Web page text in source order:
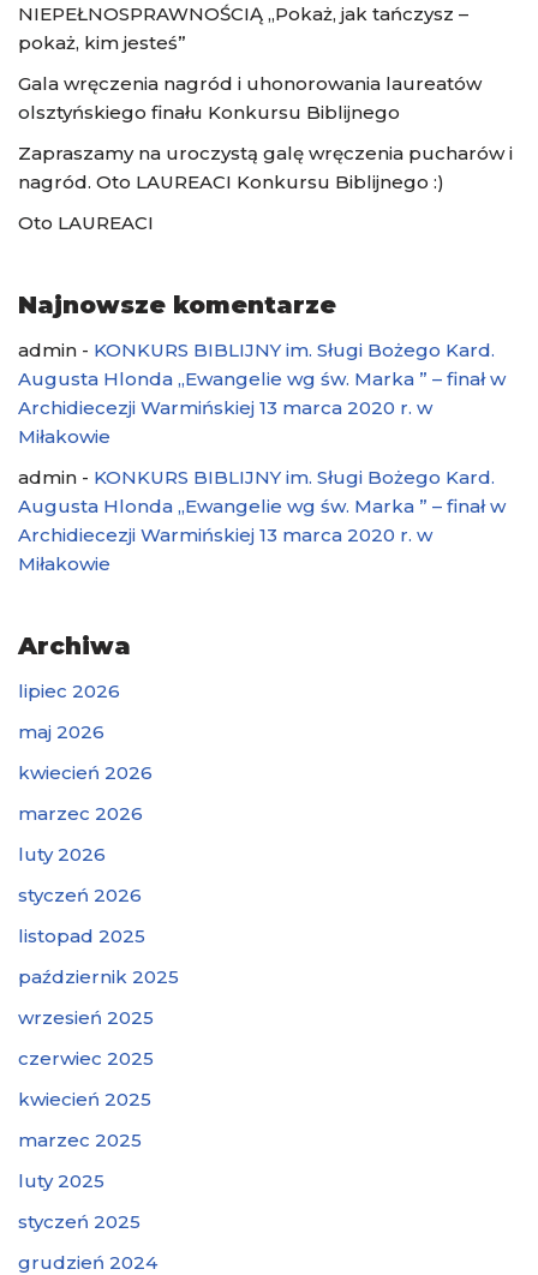
NIEPEŁNOSPRAWNOŚCIĄ „Pokaż, jak tańczysz –
pokaż, kim jesteś”
Gala wręczenia nagród i uhonorowania laureatów
olsztyńskiego finału Konkursu Biblijnego
Zapraszamy na uroczystą galę wręczenia pucharów i
nagród. Oto LAUREACI Konkursu Biblijnego :)
Oto LAUREACI
Najnowsze komentarze
admin - KONKURS BIBLIJNY im. Sługi Bożego Kard.
Augusta Hlonda „Ewangelie wg św. Marka ” – finał w
Archidiecezji Warmińskiej 13 marca 2020 r. w
Miłakowie
admin - KONKURS BIBLIJNY im. Sługi Bożego Kard.
Augusta Hlonda „Ewangelie wg św. Marka ” – finał w
Archidiecezji Warmińskiej 13 marca 2020 r. w
Miłakowie
Archiwa
lipiec 2026
maj 2026
kwiecień 2026
marzec 2026
luty 2026
styczeń 2026
listopad 2025
październik 2025
wrzesień 2025
czerwiec 2025
kwiecień 2025
marzec 2025
luty 2025
styczeń 2025
grudzień 2024